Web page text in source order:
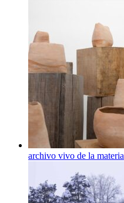
archivo vivo de la materia